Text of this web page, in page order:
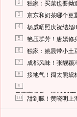
2 独家：买菜也要拗
3 京东和奶茶哪个更
4 杨威晒照庆祝结婚
5 艳压群芳！唐嫣修
6 独家：姚晨带小土
7 成都风味！张靓颖
8 接地气！阔太熊黛
9
马蓉离婚后，砸1000
10 甜到腻！黄晓明上